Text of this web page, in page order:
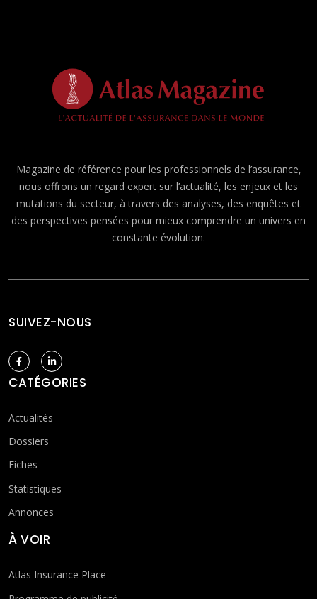
Magazine de référence pour les professionnels de l’assurance,
nous offrons un regard expert sur l’actualité, les enjeux et les
mutations du secteur, à travers des analyses, des enquêtes et
des perspectives pensées pour mieux comprendre un univers en
constante évolution.
SUIVEZ-NOUS
CATÉGORIES
Actualités
Dossiers
Fiches
Statistiques
Annonces
À VOIR
Atlas Insurance Place